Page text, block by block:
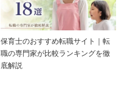
保育士のおすすめ転職サイト｜転
職の専門家が比較ランキングを徹
底解説